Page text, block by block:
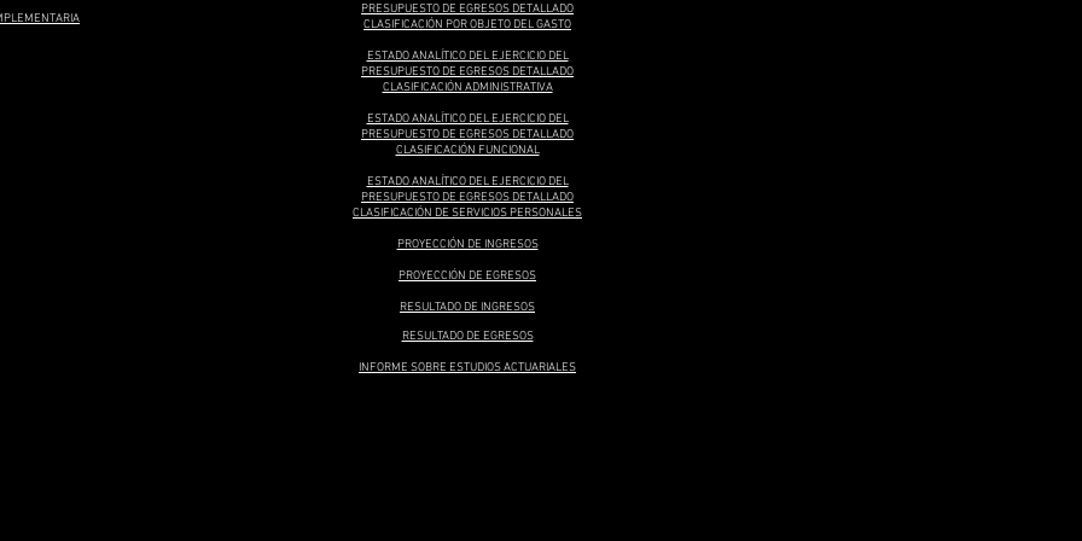
PLEMENTARIA
PRESUPUESTO DE EGRESOS DETALLADO
CLASIFICACIÓN POR OBJETO DEL GASTO
ESTADO ANALÍTICO DEL EJERCICIO DEL
PRESUPUESTO DE EGRESOS DETALLADO
CLASIFICACIÓN ADMINISTRATIVA
ESTADO ANALÍTICO DEL EJERCICIO DEL
PRESUPUESTO DE EGRESOS DETALLADO
CLASIFICACIÓN FUNCIONAL
ESTADO ANALÍTICO DEL EJERCICIO DEL
PRESUPUESTO DE EGRESOS DETALLADO
CLASIFICACIÓN DE SERVICIOS PERSONALES
PROYECCIÓN DE INGRESOS
PROYECCIÓN DE EGRESOS
RESULTADO DE INGRESOS
RESULTADO DE EGRESOS
INFORME SOBRE ESTUDIOS ACTUARIALES